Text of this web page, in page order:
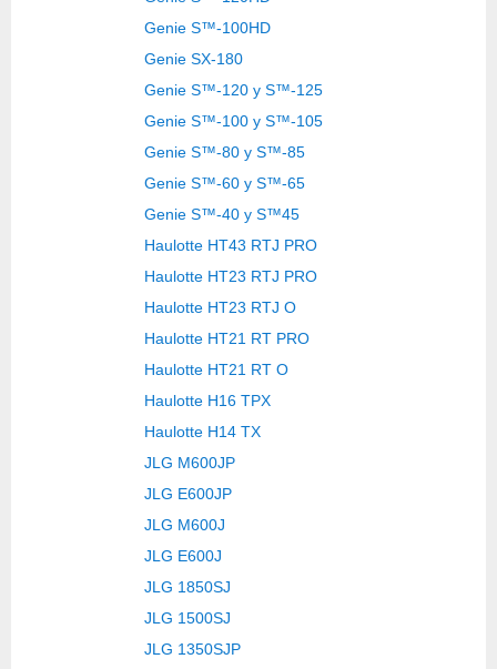
Genie S™-100HD
Genie SX-180
Genie S™-120 y S™-125
Genie S™-100 y S™-105
Genie S™-80 y S™-85
Genie S™-60 y S™-65
Genie S™-40 y S™45
Haulotte HT43 RTJ PRO
Haulotte HT23 RTJ PRO
Haulotte HT23 RTJ O
Haulotte HT21 RT PRO
Haulotte HT21 RT O
Haulotte H16 TPX
Haulotte H14 TX
JLG M600JP
JLG E600JP
JLG M600J
JLG E600J
JLG 1850SJ
JLG 1500SJ
JLG 1350SJP